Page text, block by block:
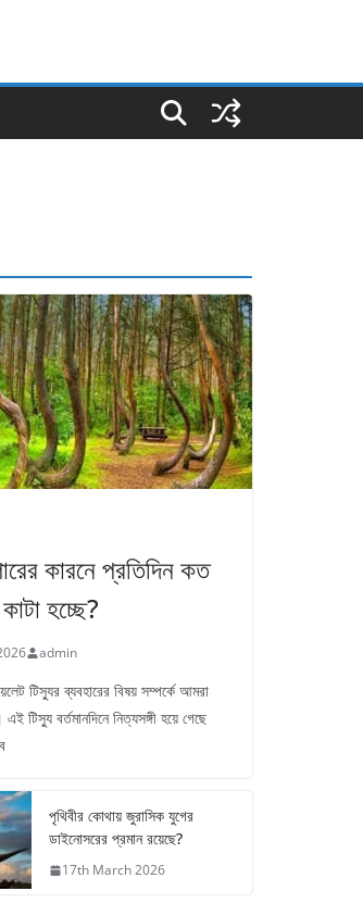
কারনে প্রতিদিন কত
হচ্ছে?
admin
টিস্যুর ব্যবহারের বিষয় সম্পর্কে আমরা
টিস্যু বর্তমানদিনে নিত্যসঙ্গী হয়ে গেছে
পৃথিবীর কোথায় জুরাসিক যুগের
ডাইনোসরের প্রমান রয়েছে?
17th March 2026